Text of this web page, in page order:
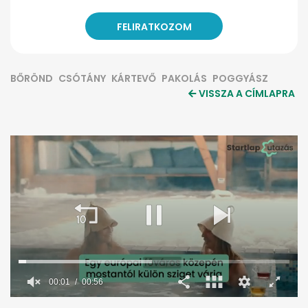
BŐRÖND CSÓTÁNY KÁRTEVŐ PAKOLÁS POGGYÁSZ
VISSZA A CÍMLAPRA